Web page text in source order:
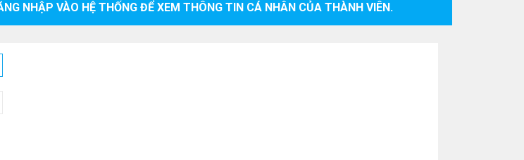
NHẬP VÀO HỆ THỐNG ĐỂ XEM THÔNG TIN CÁ NHÂN CỦA THÀNH VIÊN.